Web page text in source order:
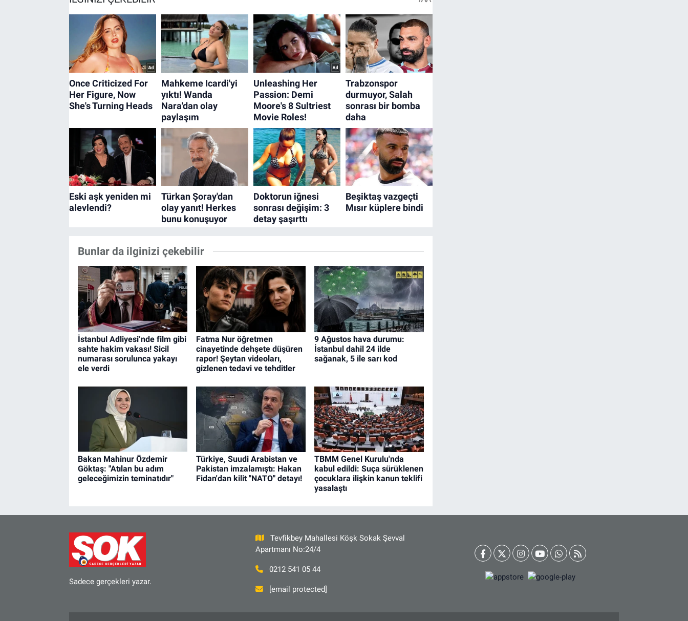
Bunlar da ilginizi çekebilir
İstanbul Adliyesi’nde film gibi
sahte hakim vakası! Sicil
numarası sorulunca yakayı
ele verdi
Fatma Nur öğretmen
cinayetinde dehşete düşüren
rapor! Şeytan videoları,
gizlenen tedavi ve tehditler
9 Ağustos hava durumu:
İstanbul dahil 24 ilde
sağanak, 5 ile sarı kod
Bakan Mahinur Özdemir
Göktaş: "Atılan bu adım
geleceğimizin teminatıdır"
Türkiye, Suudi Arabistan ve
Pakistan imzalamıştı: Hakan
Fidan'dan kilit "NATO" detayı!
TBMM Genel Kurulu'nda
kabul edildi: Suça sürüklenen
çocuklara ilişkin kanun teklifi
yasalaştı
Sadece gerçekleri yazar.
Tevfikbey Mahallesi Köşk Sokak Şevval
Apartmanı No:24/4
0212 541 05 44
[email protected]